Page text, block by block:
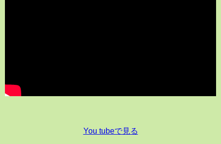
You tubeで見る